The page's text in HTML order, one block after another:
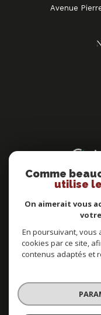
Avenue
© 2026 | Tous
Plan du site
Admin
Nos
Comme
utilise
On aimerait vous
En poursuivant, vous
cookies par ce site,
contenus adaptés et